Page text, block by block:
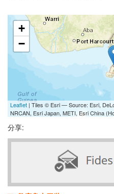
+
−
Leaflet | Tiles © Esri — Source: Esri,
NRCAN, Esri Japan, METI, Esri China
分享: